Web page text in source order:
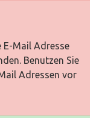
E-Mail Adresse
Benutzen Sie
Adressen vor